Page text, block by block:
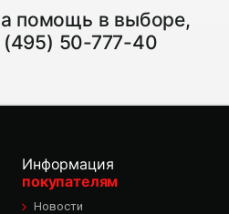
помощь в выборе,
(495) 50-777-40
Информация
покупателям
Новости